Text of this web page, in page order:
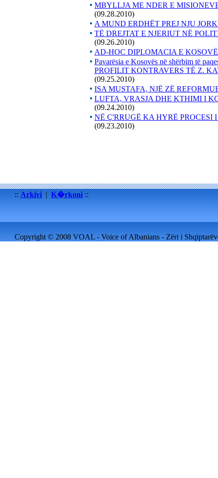
MBYLLJA ME NDER E
(09.28.2010)
A MUND ERDHËT PREJ NJU
TË DREJTAT E NJERIUT NË
(09.26.2010)
AD-HOC DIPLOMACIA E
Pavarësia e Kosovës në shërbim të
PROFILIT KONTRAVERS TË Z.
(09.25.2010)
ISA MUSTAFA, NJË ZË
LUFTA, VRASJA DHE KTHIMI I
(09.24.2010)
NË Ç'RRUGË KA HYRË PROCESI
(09.23.2010)
:: Arkivi | K�rkoni ::
Copyright © 2008 VOAL - Voice of Albanians - Zëri i